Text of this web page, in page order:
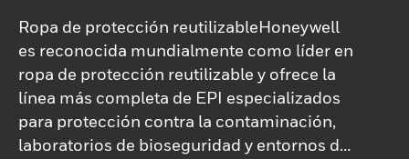
Ropa de protección reutilizableHoneywell
es reconocida mundialmente como líder en
ropa de protección reutilizable y ofrece la
línea más completa de EPI especializados
para protección contra la contaminación,
laboratorios de bioseguridad y entornos de